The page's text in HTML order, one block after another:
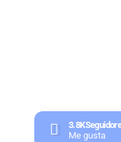
3.8K
Me gusta